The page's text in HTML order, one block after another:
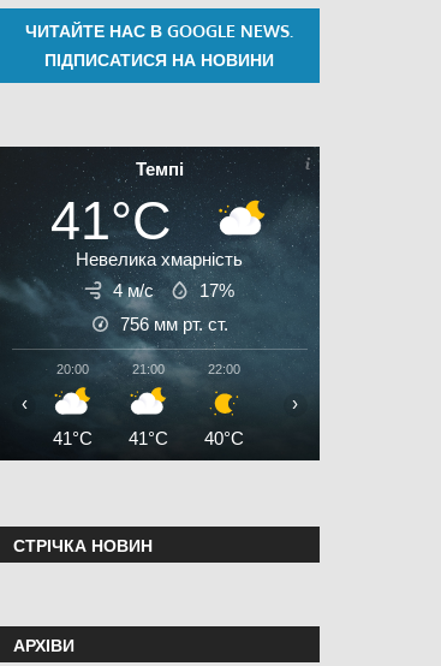
ЧИТАЙТЕ НАС В GOOGLE NEWS.
ПІДПИСАТИСЯ НА НОВИНИ
Темпі
41°C
Невелика хмарність
4 м/с
17%
756мм рт. ст.
20:00
41°C
21:00
41°C
22:00
40°C
23:00
‹ ›
СТРІЧКА НОВИН
АРХІВИ